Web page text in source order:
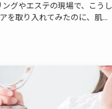
グやエステの現場で、こう
を取り入れてみたのに、肌...